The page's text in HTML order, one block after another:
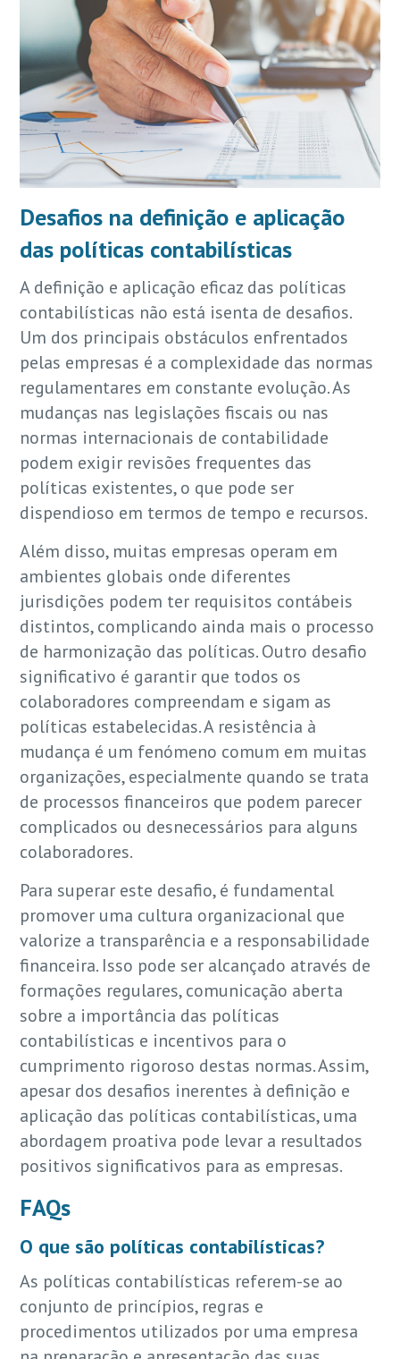
Desafios na definição e aplicação
das políticas contabilísticas
A definição e aplicação eficaz das políticas
contabilísticas não está isenta de desafios.
Um dos principais obstáculos enfrentados
pelas empresas é a complexidade das normas
regulamentares em constante evolução. As
mudanças nas legislações fiscais ou nas
normas internacionais de contabilidade
podem exigir revisões frequentes das
políticas existentes, o que pode ser
dispendioso em termos de tempo e recursos.
Além disso, muitas empresas operam em
ambientes globais onde diferentes
jurisdições podem ter requisitos contábeis
distintos, complicando ainda mais o processo
de harmonização das políticas. Outro desafio
significativo é garantir que todos os
colaboradores compreendam e sigam as
políticas estabelecidas. A resistência à
mudança é um fenómeno comum em muitas
organizações, especialmente quando se trata
de processos financeiros que podem parecer
complicados ou desnecessários para alguns
colaboradores.
Para superar este desafio, é fundamental
promover uma cultura organizacional que
valorize a transparência e a responsabilidade
financeira. Isso pode ser alcançado através de
formações regulares, comunicação aberta
sobre a importância das políticas
contabilísticas e incentivos para o
cumprimento rigoroso destas normas. Assim,
apesar dos desafios inerentes à definição e
aplicação das políticas contabilísticas, uma
abordagem proativa pode levar a resultados
positivos significativos para as empresas.
FAQs
O que são políticas contabilísticas?
As políticas contabilísticas referem-se ao
conjunto de princípios, regras e
procedimentos utilizados por uma empresa